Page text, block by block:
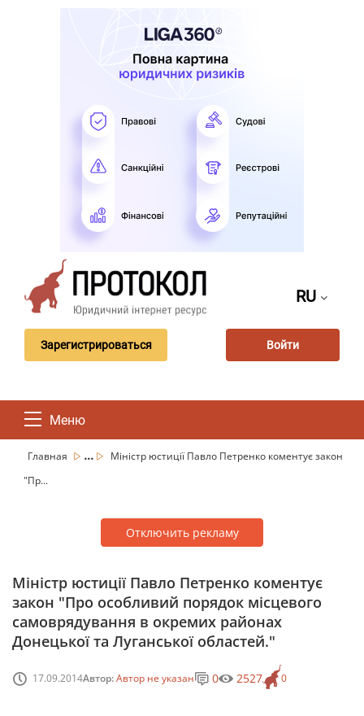
RU
Зарегистрироваться Войти
Меню
Главная ...
Міністр юстиції Павло Петренко коментує закон
"Пр...
Отключить рекламу
Міністр юстиції Павло Петренко коментує
закон "Про особливий порядок місцевого
самоврядування в окремих районах
Донецької та Луганської областей."
17.09.2014Автор:Автор не указан 0
0 2527